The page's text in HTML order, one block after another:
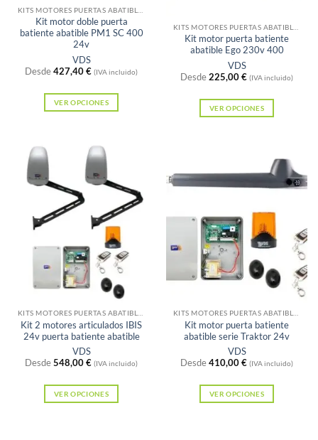
en
la
página
de
producto
página
de
producto
Kit motor doble puerta
batiente abatible PM1 SC 400
24v
VDS
Desde427,40€ (IVA incluido)
VER OPCIONES
tiene
múltiples
variantes.
Las
opciones
pueden
elegir
en
página
de
producto
Kit motor puerta batiente
abatible Ego 230v 400
VDS
Desde225,00€ (IVA incluido)
VER OPCIONES
múltiples
variantes.
Las
opciones
se
pueden
elegir
la
página
de
producto
KITS MOTORES PUERTAS ABATIBLES
Kit 2 motores articulados IBIS
24v puerta batiente abatible
VDS
Desde548,00€ (IVA incluido)
VER OPCIONES
KITS MOTORES PUERTAS ABATIBLES
Kit motor puerta batiente
abatible serie Traktor 24v
VDS
Desde410,00€ (IVA incluido)
VER OPCIONES